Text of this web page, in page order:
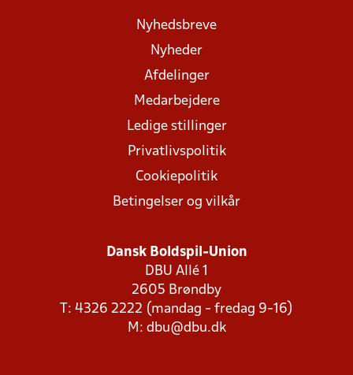
Nyhedsbreve
Nyheder
Afdelinger
Medarbejdere
Ledige stillinger
Privatlivspolitik
Cookiepolitik
Betingelser og vilkår
Dansk Boldspil-Union
DBU Allé 1
2605 Brøndby
T: 4326 2222 (mandag - fredag 9-16)
M: dbu@dbu.dk